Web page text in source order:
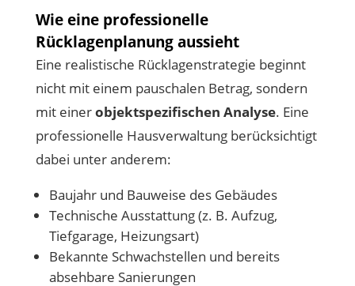
Wie eine professionelle
Rücklagenplanung aussieht
Eine realistische Rücklagenstrategie beginnt
nicht mit einem pauschalen Betrag, sondern
mit einerobjektspezifischen Analyse. Eine
professionelle Hausverwaltung berücksichtigt
dabei unter anderem:
Baujahr und Bauweise des Gebäudes
Technische Ausstattung (z. B. Aufzug,
Tiefgarage, Heizungsart)
Bekannte Schwachstellen und bereits
absehbare Sanierungen